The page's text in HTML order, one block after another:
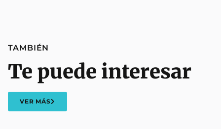
TAMBIÉN
Te puede interesar
VER MÁS